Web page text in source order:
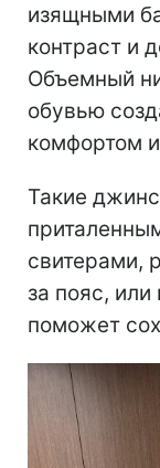
изящными
контраст и
Объемный
обувью
комфортом
Такие
свитерами,
за пояс,
поможет